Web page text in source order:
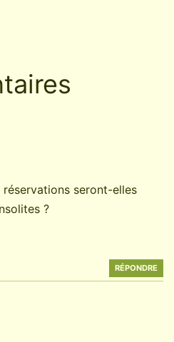
seront-elles
?
RÉPONDRE